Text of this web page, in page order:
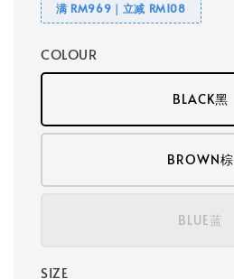
满 RM969｜立减 RM108
COLOUR
BLACK黑
BROWN棕
BLUE蓝
SIZE